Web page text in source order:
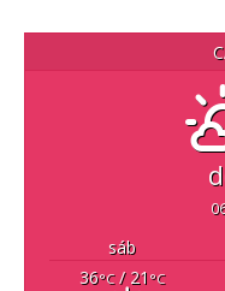
sáb
36°C/ 21 °C